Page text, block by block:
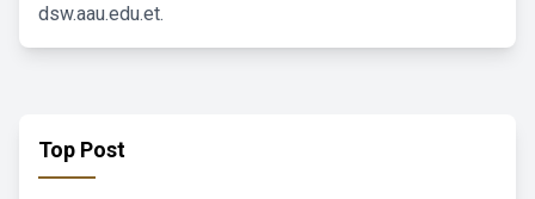
dsw.aau.edu.et.
Top Post